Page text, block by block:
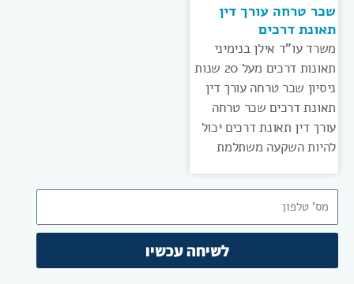
שכר טרחה עורך דין
תאונת דרכים
משרד עו”ד אילן בנימיני
תאונות דרכים מעל 20 שנות
ניסיון שכר טרחה עורך דין
תאונת דרכים שכר טרחה
עורך דין תאונת דרכים יכול
להיות השקעה משתלמת
טלפון
לשיחה עכשיו